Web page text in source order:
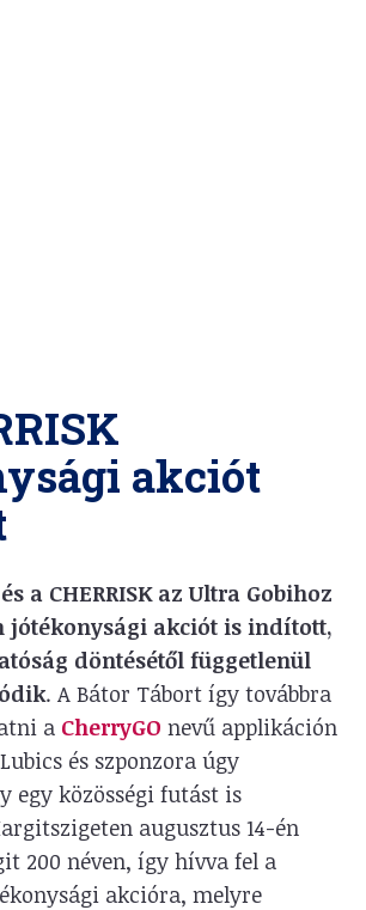
akciót
a CHERRISK az Ultra Gobihoz
jótékonysági akciót is indított,
döntésétől függetlenül
. A Bátor Tábort így továbbra
a CherryGO nevű applikáción
és szponzora úgy
egy közösségi futást is
augusztus 14-én
200 néven, így hívva fel a
akcióra, melyre